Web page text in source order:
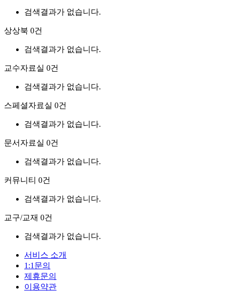
검색결과가 없습니다.
상상북 0건
검색결과가 없습니다.
교수자료실 0건
검색결과가 없습니다.
스페셜자료실 0건
검색결과가 없습니다.
문서자료실 0건
검색결과가 없습니다.
커뮤니티 0건
검색결과가 없습니다.
교구/교재 0건
검색결과가 없습니다.
서비스 소개
1:1문의
제휴문의
이용약관